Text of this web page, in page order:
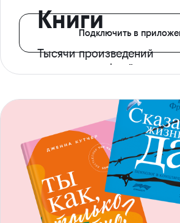
Книги
Тысячи произведений
с доступом офлайн
Подключить в